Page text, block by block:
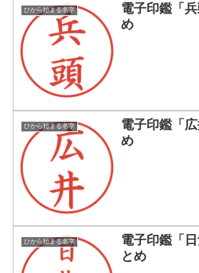
ひから始まる名字
電子印鑑「
め
ひから始まる名字
電子印鑑「
め
ひから始まる名字
電子印鑑「
とめ